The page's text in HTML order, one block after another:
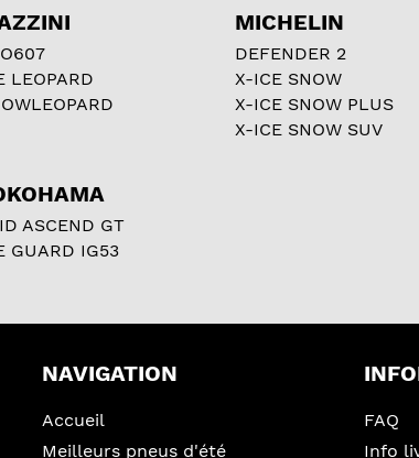
LEOPARD
MICHELIN
DEFENDER 2
X-ICE SNOW
X-ICE SNOW PLUS
X-ICE SNOW SUV
ASCEND GT
GUARD IG53
NAVIGATION
Accueil
Meilleurs pneus d'été
FAQ
Info